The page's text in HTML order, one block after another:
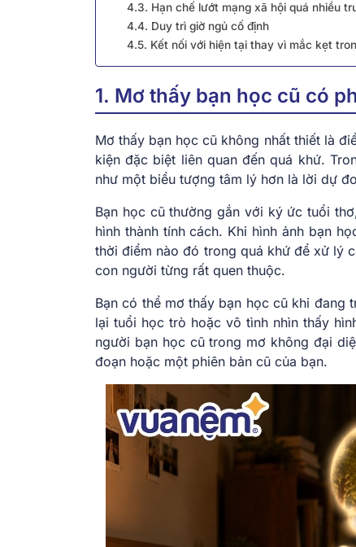
4.3. Hạn chế lướt mạng xã hội quá nhiều
4.4. Duy trì giờ ngủ cố định
4.5. Kết nối với hiện tại thay vì mắc kẹt
1. Mơ thấy bạn học cũ có
Mơ thấy bạn học cũ không nhất thiết là
kiện đặc biệt liên quan đến quá khứ.
như một biểu tượng tâm lý hơn là lời dự
Bạn học cũ thường gắn với ký ức tuổi
hình thành tính cách. Khi hình ảnh bạn
thời điểm nào đó trong quá khứ để xử lý
con người từng rất quen thuộc.
Bạn có thể mơ thấy bạn học cũ khi
lại tuổi học trò hoặc vô tình nhìn thấy
người bạn học cũ trong mơ không đại
đoạn hoặc một phiên bản cũ của bạn.